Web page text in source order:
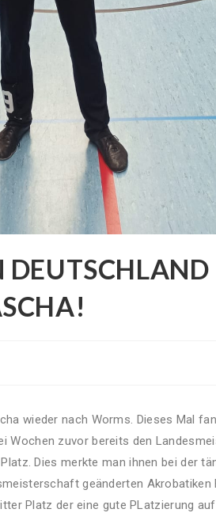
wieder nach Worms. Dieses Mal
Wochen zuvor bereits den
Dies merkte man ihnen bei der
geänderten Akrobatiken
Platz der eine gute PLatzierung